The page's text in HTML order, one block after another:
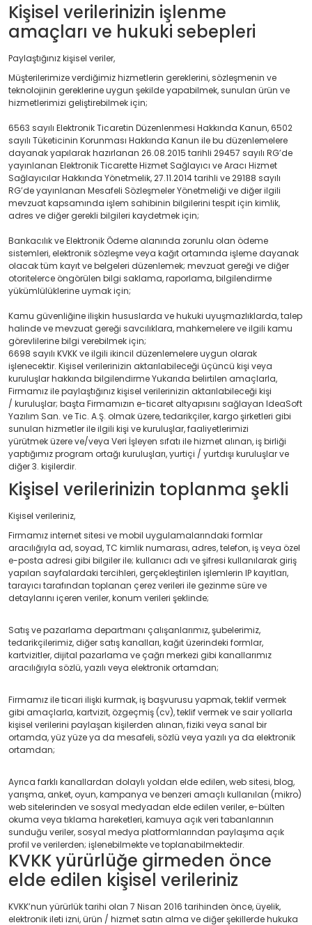
Kişisel verilerinizin işlenme
amaçları ve hukuki sebepleri
Paylaştığınız kişisel veriler,
Müşterilerimize verdiğimiz hizmetlerin gereklerini, sözleşmenin ve
teknolojinin gereklerine uygun şekilde yapabilmek, sunulan ürün ve
hizmetlerimizi geliştirebilmek için;
6563 sayılı Elektronik Ticaretin Düzenlenmesi Hakkında Kanun, 6502
sayılı Tüketicinin Korunması Hakkında Kanun ile bu düzenlemelere
dayanak yapılarak hazırlanan 26.08.2015 tarihli 29457 sayılı RG’de
yayınlanan Elektronik Ticarette Hizmet Sağlayıcı ve Aracı Hizmet
Sağlayıcılar Hakkında Yönetmelik, 27.11.2014 tarihli ve 29188 sayılı
RG’de yayınlanan Mesafeli Sözleşmeler Yönetmeliği ve diğer ilgili
mevzuat kapsamında işlem sahibinin bilgilerini tespit için kimlik,
adres ve diğer gerekli bilgileri kaydetmek için;
Bankacılık ve Elektronik Ödeme alanında zorunlu olan ödeme
sistemleri, elektronik sözleşme veya kağıt ortamında işleme dayanak
olacak tüm kayıt ve belgeleri düzenlemek; mevzuat gereği ve diğer
otoritelerce öngörülen bilgi saklama, raporlama, bilgilendirme
yükümlülüklerine uymak için;
Kamu güvenliğine ilişkin hususlarda ve hukuki uyuşmazlıklarda, talep
halinde ve mevzuat gereği savcılıklara, mahkemelere ve ilgili kamu
görevlilerine bilgi verebilmek için;
6698 sayılı KVKK ve ilgili ikincil düzenlemelere uygun olarak
işlenecektir. Kişisel verilerinizin aktarılabileceği üçüncü kişi veya
kuruluşlar hakkında bilgilendirme Yukarıda belirtilen amaçlarla,
Firmamız ile paylaştığınız kişisel verilerinizin aktarılabileceği kişi
/ kuruluşlar; başta Firmamızın e-ticaret altyapısını sağlayan IdeaSoft
Yazılım San. ve Tic. A.Ş. olmak üzere, tedarikçiler, kargo şirketleri gibi
sunulan hizmetler ile ilgili kişi ve kuruluşlar, faaliyetlerimizi
yürütmek üzere ve/veya Veri İşleyen sıfatı ile hizmet alınan, iş birliği
yaptığımız program ortağı kuruluşları, yurtiçi / yurtdışı kuruluşlar ve
diğer 3. kişilerdir.
Kişisel verilerinizin toplanma şekli
Kişisel verileriniz,
Firmamız internet sitesi ve mobil uygulamalarındaki formlar
aracılığıyla ad, soyad, TC kimlik numarası, adres, telefon, iş veya özel
e-posta adresi gibi bilgiler ile; kullanıcı adı ve şifresi kullanılarak giriş
yapılan sayfalardaki tercihleri, gerçekleştirilen işlemlerin IP kayıtları,
tarayıcı tarafından toplanan çerez verileri ile gezinme süre ve
detaylarını içeren veriler, konum verileri şeklinde;
Satış ve pazarlama departmanı çalışanlarımız, şubelerimiz,
tedarikçilerimiz, diğer satış kanalları, kağıt üzerindeki formlar,
kartvizitler, dijital pazarlama ve çağrı merkezi gibi kanallarımız
aracılığıyla sözlü, yazılı veya elektronik ortamdan;
Firmamız ile ticari ilişki kurmak, iş başvurusu yapmak, teklif vermek
gibi amaçlarla, kartvizit, özgeçmiş (cv), teklif vermek ve sair yollarla
kişisel verilerini paylaşan kişilerden alınan, fiziki veya sanal bir
ortamda, yüz yüze ya da mesafeli, sözlü veya yazılı ya da elektronik
ortamdan;
Ayrıca farklı kanallardan dolaylı yoldan elde edilen, web sitesi, blog,
yarışma, anket, oyun, kampanya ve benzeri amaçlı kullanılan (mikro)
web sitelerinden ve sosyal medyadan elde edilen veriler, e-bülten
okuma veya tıklama hareketleri, kamuya açık veri tabanlarının
sunduğu veriler, sosyal medya platformlarından paylaşıma açık
profil ve verilerden; işlenebilmekte ve toplanabilmektedir.
KVKK yürürlüğe girmeden önce
elde edilen kişisel verileriniz
KVKK’nun yürürlük tarihi olan 7 Nisan 2016 tarihinden önce, üyelik,
elektronik ileti izni, ürün / hizmet satın alma ve diğer şekillerde hukuka